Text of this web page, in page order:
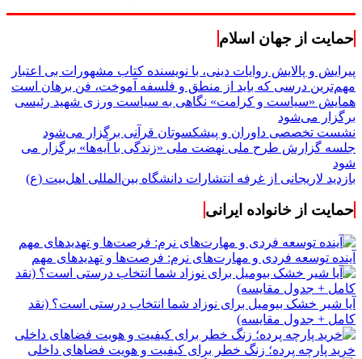
حمایت از جهان اسلام
پیرایش و پالایش روایات دینی، با نویسنده کتاب مشهورات بی اعتبار
مهم‌ترین درسی که باید از منطق و فلسفه آموخت، فن برهان است
همایش «سیاست و کرامت» نگاهی به سیاست ورزی شهید رئیسی
برگزار می‌شود
نشست تخصصی داوران و پیشکسوتان قرآنی برگزار می‌شود
جلسه گزارش طرح ملی نهضت ملی «زندگی با آیه‌ها» برگزار می
شود
بازدید لاریجانی از غرفه انتشارات دانشگاه بین‌المللی اهل‌بیت (ع)
حمایت از خانواده ایرانی
آینده توسعه فردی و مهارت‌های نرم: فرصت‌ها و تهدیدهای مهم
آیا شیر خشک بیومیل برای نوزاد شما انتخاب درستی است؟ (نقد
کامل + جدول مقایسه)
خرید پارچه پرده؛ زنگ خطر برای کیفیت و هویت فضاهای داخلی